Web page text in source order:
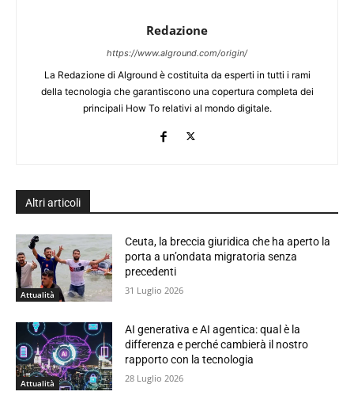
Redazione
https://www.alground.com/origin/
La Redazione di Alground è costituita da esperti in tutti i rami
della tecnologia che garantiscono una copertura completa dei
principali How To relativi al mondo digitale.
Altri articoli
Attualità
Ceuta, la breccia giuridica che ha aperto la
porta a un’ondata migratoria senza
precedenti
31 Luglio 2026
Attualità
AI generativa e AI agentica: qual è la
differenza e perché cambierà il nostro
rapporto con la tecnologia
28 Luglio 2026